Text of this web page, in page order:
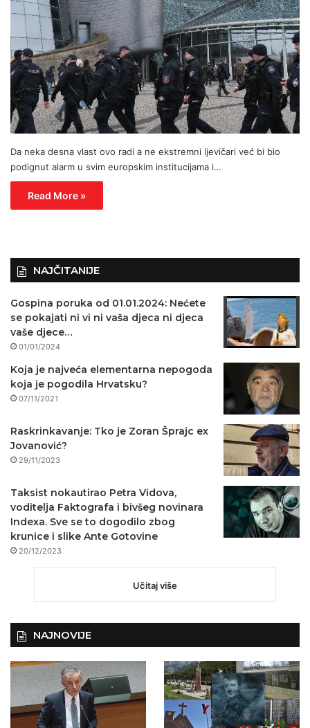
Da neka desna vlast ovo radi a ne ekstremni ljevičari već bi bio
podignut alarm u svim europskim institucijama i…
Read More »
NAJČITANIJE
Gospina poruka od 01.01.2024: Nećete
se pokajati ni vi ni vaša djeca ni djeca
vaše djece…
01/01/2024
Koja je najveća elementarna nepogoda
koja je pogodila Hrvatsku?
07/11/2021
Raskrinkavanje: Tko je Zoran Šprajc ex
Jovanović?
29/11/2023
Taksist nokautirao Petra Vidova,
voditelja Faktografa i bivšeg novinara
Indexa. Sve se to dogodilo zbog
krunice i slike Ante Gotovine
20/12/2023
Učitaj više
NAJNOVIJE